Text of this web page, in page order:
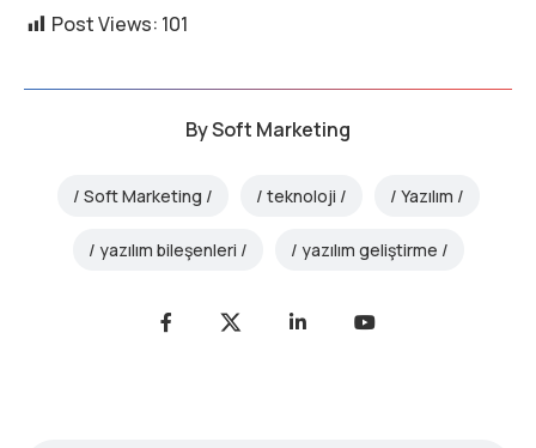
Post Views: 101
BySoft Marketing
Soft Marketing teknoloji Yazılım
yazılım bileşenleri yazılım geliştirme